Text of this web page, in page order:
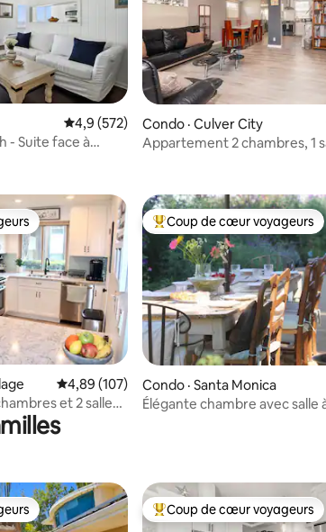
Note moyenne de 4,9 sur 5, 572
4,9 (572)
- Suite face à
Condo · Culver City
Appartement 2 chambres, 1
Note moyenne de 4,89 sur 5, 107
4,89 (107)
et 2 salles
Coup de cœur voyageurs
Coup de cœur voyageurs
Condo · Santa Monica
Élégante chambre avec salle
Coup de cœur voyageurs
Coup de cœur voyageurs